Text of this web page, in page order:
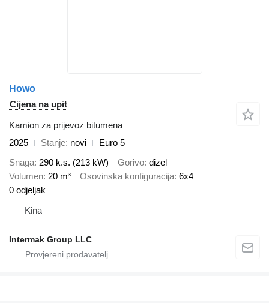
Howo
Cijena na upit
Kamion za prijevoz bitumena
2025
Stanje novi
Euro 5
Snaga 290 k.s. (213 kW) Gorivo dizel
Volumen 20 m³ Osovinska konfiguracija 6x4
0 odjeljak
Kina
Intermak Group LLC